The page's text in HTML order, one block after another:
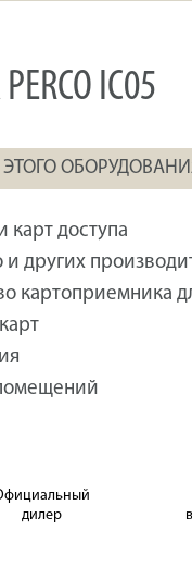
IC05
карт доступа
и других
картоприемника
дилер